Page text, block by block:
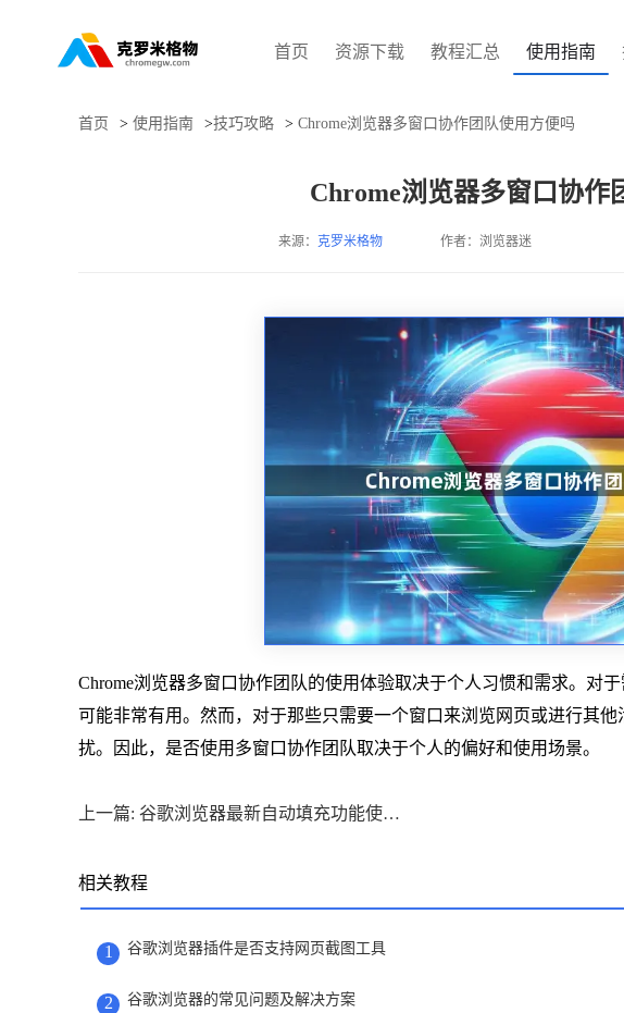
首页 资源下载 教程汇总 使用指南
首页 > 使用指南 >技巧攻略 > Chrome浏览器多窗口协作团队使用方便吗
Chrome浏览器多窗口协作
来源： 克罗米格物 作者：浏览器迷
Chrome浏览器多窗口协作团队的使用体验取决于个人习惯和需求。对
可能非常有用。然而，对于那些只需要一个窗口来浏览网页或进行其
扰。因此，是否使用多窗口协作团队取决于个人的偏好和使用场景。
上一篇: 谷歌浏览器最新自动填充功能使用技巧
相关教程
1 谷歌浏览器插件是否支持网页截图工具
2 谷歌浏览器的常见问题及解决方案